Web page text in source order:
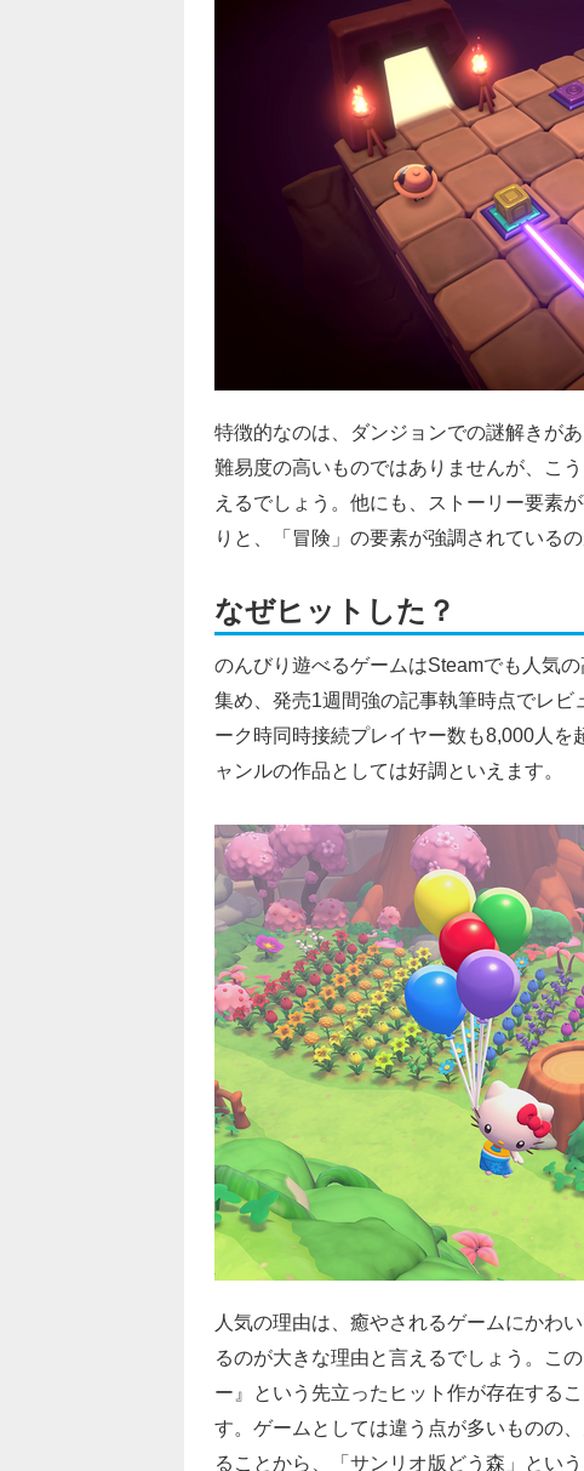
特徴的なのは、ダンジョンでの謎解きが
難易度の高いものではありませんが、こ
えるでしょう。他にも、ストーリー要素
りと、「冒険」の要素が強調されているの
なぜヒットした？
のんびり遊べるゲームはSteamでも人気
集め、発売1週間強の記事執筆時点でレ
ーク時同時接続プレイヤー数も8,000人
ャンルの作品としては好調といえます。
人気の理由は、癒やされるゲームにかわ
るのが大きな理由と言えるでしょう。こ
ー』という先立ったヒット作が存在する
す。ゲームとしては違う点が多いものの
ることから、「サンリオ版どう森」とい